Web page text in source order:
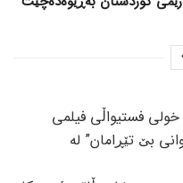
فستیواڵی فیلمی
بێ تێڕامان” لە